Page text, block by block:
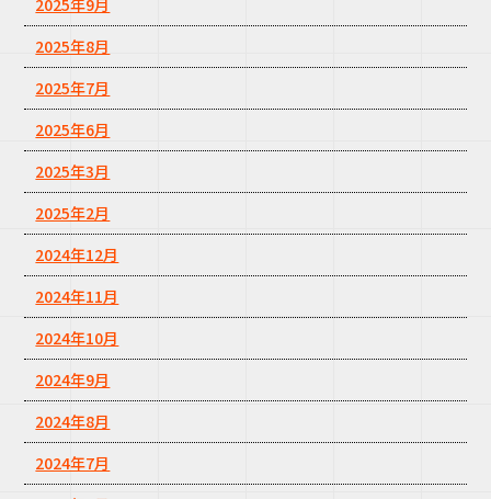
2025年8月
2025年7月
2025年6月
2025年3月
2025年2月
2024年12月
2024年11月
2024年10月
2024年9月
2024年8月
2024年7月